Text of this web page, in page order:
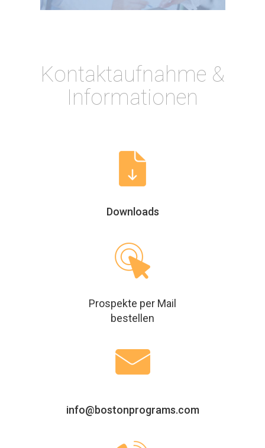
Kontaktaufnahme &
Informationen
Downloads
Prospekte per Mail
bestellen
info@bostonprograms.com